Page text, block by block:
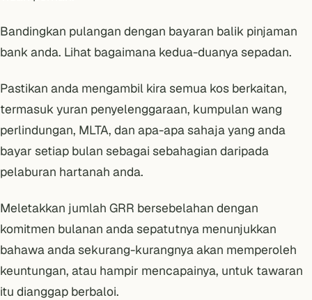
Bandingkan pulangan dengan bayaran balik pinjaman
bank anda. Lihat bagaimana kedua-duanya sepadan.
Pastikan anda mengambil kira semua kos berkaitan,
termasuk yuran penyelenggaraan, kumpulan wang
perlindungan, MLTA, dan apa-apa sahaja yang anda
bayar setiap bulan sebagai sebahagian daripada
pelaburan hartanah anda.
Meletakkan jumlah GRR bersebelahan dengan
komitmen bulanan anda sepatutnya menunjukkan
bahawa anda sekurang-kurangnya akan memperoleh
keuntungan, atau hampir mencapainya, untuk tawaran
itu dianggap berbaloi.